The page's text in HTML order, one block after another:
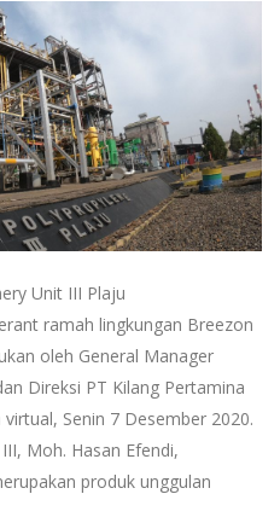
Unit III Plaju
ramah lingkungan Breezon
oleh General Manager
Direksi PT Kilang Pertamina
Senin 7 Desember 2020.
Moh. Hasan Efendi,
produk unggulan